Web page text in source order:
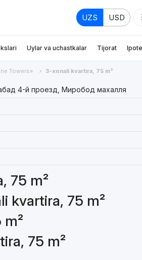
UZS USD
Uylar va uchastkalar Tijorat
Towers» 3-xonali kvartira, 75 m²
4-й проезд, Миробод махалля
75 m²
kvartira, 75 m²
75 m²